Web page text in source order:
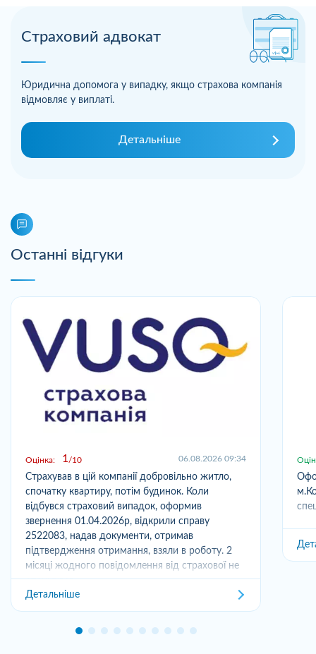
Страховий адвокат
Юридична допомога у випадку, якщо страхова компанія
відмовляє у виплаті.
Детальніше
Останні відгуки
Оцінка: 1 10 06.08.2026 09:34
Страхував в цій компанії добровільно житло,
спочатку квартиру, потім будинок. Коли
відбувся страховий випадок, оформив
звернення 01.04.2026р, відкрили справу
2522083, надав документи, отримав
підтвердження отримання, взяли в роботу. 2
місяці жодного повідомлення від страхової не
отримував,...
Детальніше